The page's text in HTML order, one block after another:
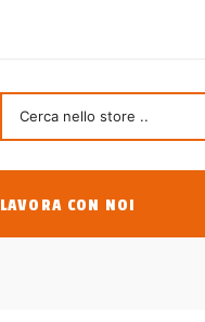
LAVORA CON NOI